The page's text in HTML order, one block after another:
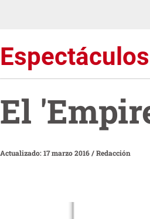
Espectáculos
El
Actualizado: 17 marzo 2016/Redacción